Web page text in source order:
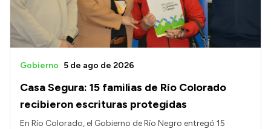
Boletín Oficial
Compras y licitaciones
Consulta de expedientes
Convocatorias
Intranet
Casa Segura: 15 familias de Río Colorado
recibieron escrituras protegidas
Gobierno 5 de ago de 2026
En Río Colorado, el Gobierno de Río Negro entregó 15